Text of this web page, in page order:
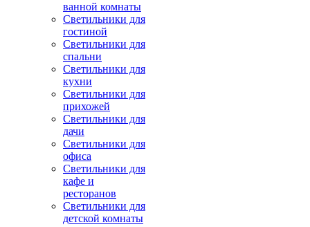
ванной комнаты
Светильники для
гостиной
Светильники для
спальни
Светильники для
кухни
Светильники для
прихожей
Светильники для
дачи
Светильники для
офиса
Светильники для
кафе и
ресторанов
Светильники для
детской комнаты